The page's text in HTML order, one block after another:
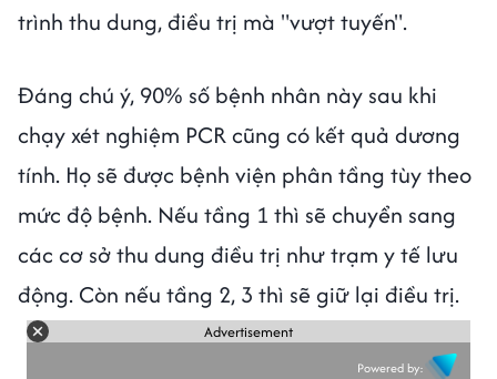
trình thu dung, điều trị mà "vượt tuyến".
Đáng chú ý, 90% số bệnh nhân này sau khi
chạy xét nghiệm PCR cũng có kết quả dương
tính. Họ sẽ được bệnh viện phân tầng tùy theo
mức độ bệnh. Nếu tầng 1 thì sẽ chuyển sang
các cơ sở thu dung điều trị như trạm y tế lưu
động. Còn nếu tầng 2, 3 thì sẽ giữ lại điều trị.
Advertisement
Powered by: